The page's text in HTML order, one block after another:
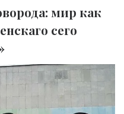
мир как
сего